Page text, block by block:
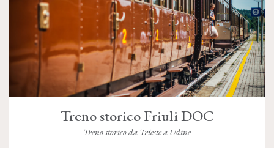
Treno storico Friuli DOC
Treno storico da Trieste a Udine